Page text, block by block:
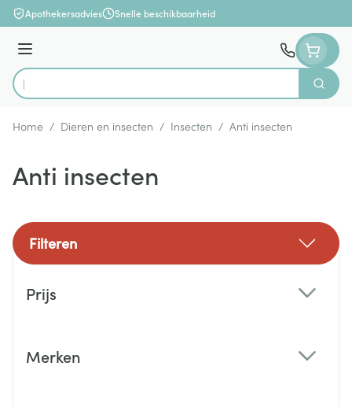
Ga naar de inhoud
Apothekersadvies Snelle beschikbaarheid
Menu
Product, merk, categorie...
Zoek
Home / Dieren en insecten / Insecten / Anti insecten
Anti insecten
Filteren
Prijs
Merken